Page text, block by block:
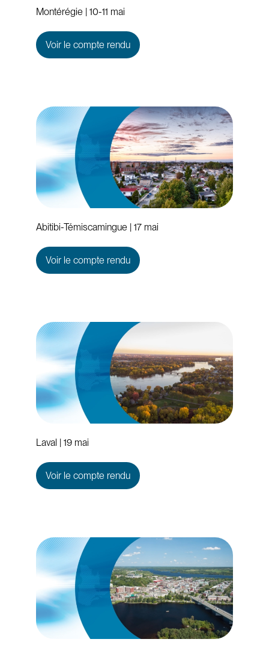
Montérégie | 10-11 mai
Voir le compte rendu
Abitibi-Témiscamingue | 17 mai
Voir le compte rendu
Laval | 19 mai
Voir le compte rendu